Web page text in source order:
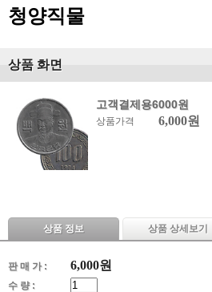
청양직물
상품 화면
고객결제용6000원
상품가격 6,000원
상품 정보 상품 상세보기
판 매 가 : 6,000원
수 량 :